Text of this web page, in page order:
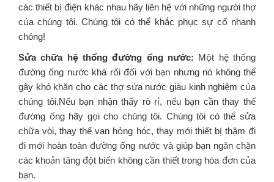
các thiết bị điện khác nhau hãy liên hệ với những người thợ
của chúng tôi. Chúng tôi có thể khắc phục sự cố nhanh
chóng!
Sửa chữa hệ thống đường ống nước: Một hệ thống
đường ống nước khá rối đối với bạn nhưng nó không thể
gây khó khăn cho các thợ sửa nước giàu kinh nghiệm của
chúng tôi.Nếu bạn nhận thấy rò rỉ, nếu bạn cần thay thế
đường ống hãy gọi cho chúng tôi. Chúng tôi có thể sửa
chữa vòi, thay thế van hỏng hóc, thay mới thiết bị thậm đi
đi mới hoàn toàn đường ống nước và giúp bạn ngăn chặn
các khoản tăng đột biến không cần thiết trong hóa đơn của
bạn.